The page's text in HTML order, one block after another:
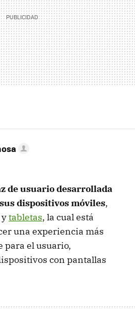
de usuario desarrollada
dispositivos móviles,
tabletas, la cual está
una experiencia más
el usuario,
con pantallas